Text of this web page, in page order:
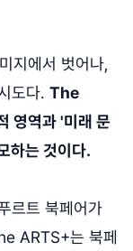
지에서 벗어나,
도다. The
영역과 '미래 문
하는 것이다.
르트 북페어가
ARTS+는 북페